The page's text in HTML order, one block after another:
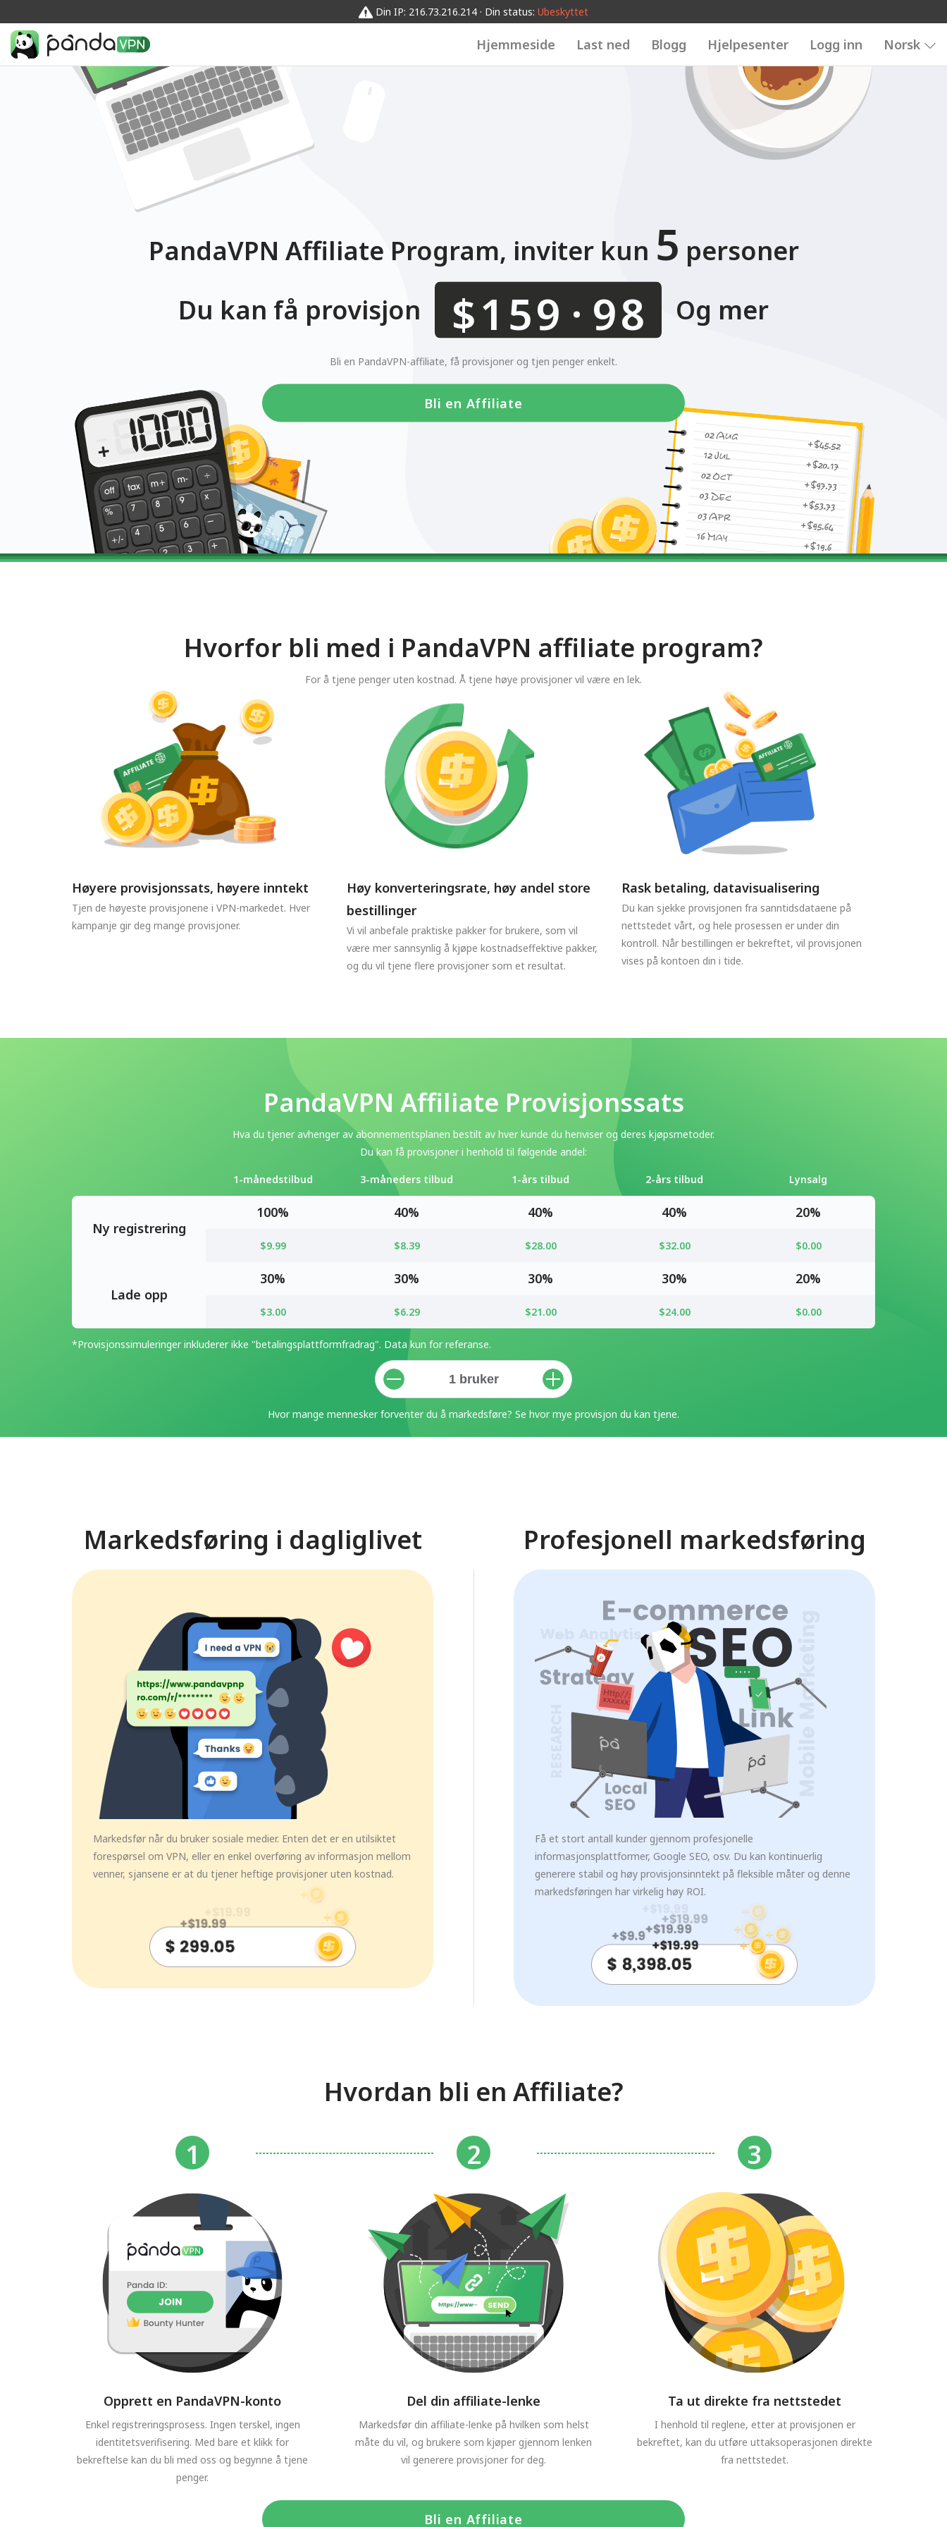
Din IP: 216.73.216.214 · Din status: Ubeskyttet
Hjemmeside Last ned Blogg Hjelpesenter Logg inn Norsk
PandaVPN Affiliate Program, inviter kun 5 personer
Du kan få provisjon
$
01234567890123456789. Og mer
Bli en PandaVPN-affiliate, få provisjoner og tjen penger enkelt.
Bli en Affiliate
Hvorfor bli med i PandaVPN affiliate program?
For å tjene penger uten kostnad. Å tjene høye provisjoner vil være en lek.
Høyere provisjonssats, høyere inntekt
Tjen de høyeste provisjonene i VPN-markedet. Hver
kampanje gir deg mange provisjoner.
Høy konverteringsrate, høy andel store
bestillinger
Vi vil anbefale praktiske pakker for brukere, som vil
være mer sannsynlig å kjøpe kostnadseffektive pakker,
og du vil tjene flere provisjoner som et resultat.
Rask betaling, datavisualisering
Du kan sjekke provisjonen fra sanntidsdataene på
nettstedet vårt, og hele prosessen er under din
kontroll. Når bestillingen er bekreftet, vil provisjonen
vises på kontoen din i tide.
PandaVPN Affiliate Provisjonssats
Hva du tjener avhenger av abonnementsplanen bestilt av hver kunde du henviser og deres kjøpsmetoder.
Du kan få provisjoner i henhold til følgende andel:
1-månedstilbud 3-måneders tilbud 1-års tilbud 2-års tilbud Lynsalg
Ny registrering
100% 40% 40% 40% 20%
$9.99 $8.39 $28.00 $32.00 $0.00
Lade opp
30% 30% 30% 30% 20%
$3.00 $6.29 $21.00 $24.00 $0.00
*Provisjonssimuleringer inkluderer ikke "betalingsplattformfradrag". Data kun for referanse.
Hvor mange mennesker forventer du å markedsføre? Se hvor mye provisjon du kan tjene.
Markedsføring i dagliglivet Profesjonell markedsføring
Markedsfør når du bruker sosiale medier. Enten det er en utilsiktet
forespørsel om VPN, eller en enkel overføring av informasjon mellom
venner, sjansene er at du tjener heftige provisjoner uten kostnad.
Få et stort antall kunder gjennom profesjonelle
informasjonsplattformer, Google SEO, osv. Du kan kontinuerlig
generere stabil og høy provisjonsinntekt på fleksible måter og denne
markedsføringen har virkelig høy ROI.
Hvordan bli en Affiliate?
Opprett en PandaVPN-konto
Enkel registreringsprosess. Ingen terskel, ingen
identitetsverifisering. Med bare et klikk for
bekreftelse kan du bli med oss og begynne å tjene
penger.
Del din affiliate-lenke
Markedsfør din affiliate-lenke på hvilken som helst
måte du vil, og brukere som kjøper gjennom lenken
vil generere provisjoner for deg.
Ta ut direkte fra nettstedet
I henhold til reglene, etter at provisjonen er
bekreftet, kan du utføre uttaksoperasjonen direkte
fra nettstedet.
Bli en Affiliate